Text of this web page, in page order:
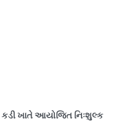
કડી ખાતે આયોજિત નિઃશુલ્ક